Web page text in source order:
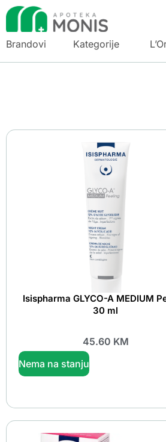
Brandovi Kategorije
Isispharma GLYCO-A MEDIUM
30 ml
45.60 KM
Nema na stanju